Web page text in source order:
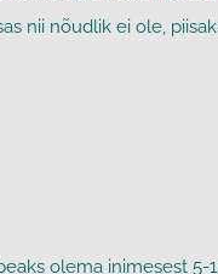
nii nõudlik ei ole,
olema inimesest 5-